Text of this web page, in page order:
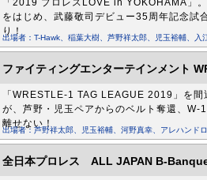
をはじめ、武藤敬司デビュー35周年記念試
り！
出場者：T-Hawk、稲葉大樹、芦野祥太郎、児玉裕輔、
ファイティングエンターテインメント
「WRESTLE-1 TAG LEAGUE 2019」を
が、芦野・児玉ペアからのベルト奪還、
離せない！
出場者：芦野祥太郎、児玉裕輔、河野真幸、アレハン
全日本プロレス ALL JAPAN B-